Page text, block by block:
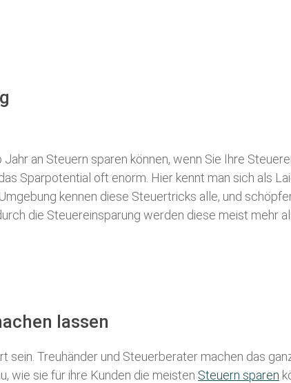
an Steuern sparen können, wenn Sie Ihre
Sparpotential oft enorm. Hier kennt man sich als
kennen diese Steuertricks alle, und
die Steuereinsparung werden diese meist mehr
lassen
sein. Treuhänder und Steuerberater machen das
wie sie für ihre Kunden die meisten Steuern sparen